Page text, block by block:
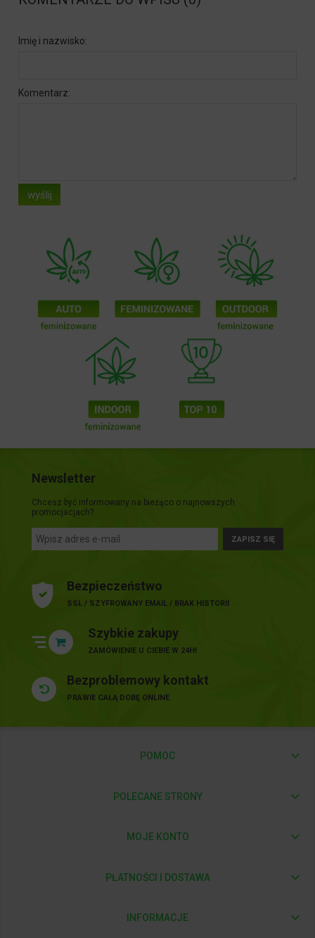
Imię i nazwisko:
Komentarz:
wyślij
Newsletter
Chcesz być informowany na bieżąco o najnowszych
promocjacjach?
ZAPISZ SIĘ
Bezpieczeństwo
SSL / SZYFROWANY EMAIL / BRAK HISTORII
Szybkie zakupy
ZAMÓWIENIE U CIEBIE W 24H!
Bezproblemowy kontakt
PRAWIE CAŁĄ DOBĘ ONLINE
POMOC
POLECANE STRONY
MOJE KONTO
PŁATNOŚCI I DOSTAWA
INFORMACJE